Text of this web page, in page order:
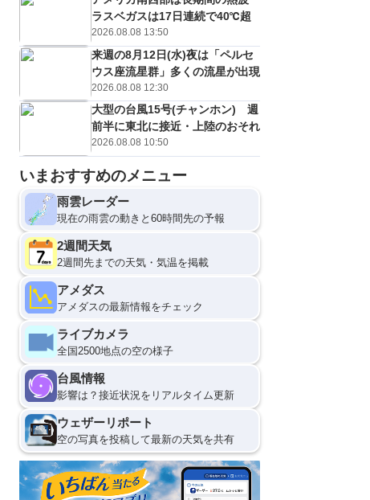
ラスベガスは17日連続で40℃超
2026.08.08 13:50
来週の8月12日(水)夜は「ペルセ
ウス座流星群」多くの流星が出現
2026.08.08 12:30
大型の台風15号(チャンホン) 週
前半に東北に接近・上陸のおそれ
2026.08.08 10:50
いまおすすめのメニュー
雨雲レーダー
現在の雨雲の動きと60時間先の予報
2週間天気
2週間先までの天気・気温を掲載
アメダス
アメダスの最新情報をチェック
ライブカメラ
全国2500地点の空の様子
台風情報
影響は？接近状況をリアルタイム更新
ウェザーリポート
空の写真を投稿して最新の天気を共有